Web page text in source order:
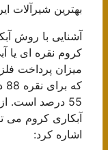
بهترین شیرآلات
آشنایی با روش
کروم نقره ای یا
که
55 درصد است.
آبکاری کروم می
اشاره کرد: